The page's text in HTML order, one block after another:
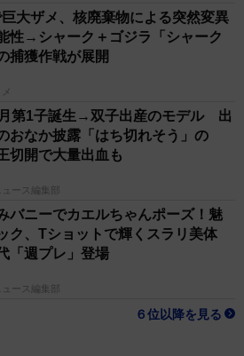
巨大ザメ、核廃棄物による突然変異
性→シャーク＋ゴジラ「シャーク
捕獲作戦が展開
第1子誕生→双子出産のモデル 出
おなか披露「はち切れそう」の
開で大量出血も
ース編集部
バニーでカエルちゃんポーズ！魅
ク、Tショットで輝くスラリ美体
「週プレ」登場
ース編集部
６位以降を見る